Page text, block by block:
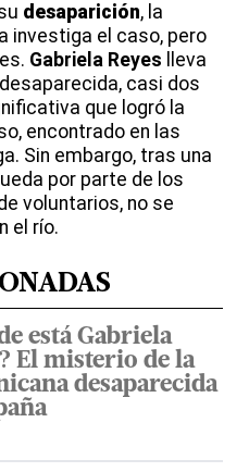
desaparición, la
investiga el caso, pero
Gabriela Reyes lleva
casi dos
que logró la
encontrado en las
Sin embargo, tras una
por parte de los
voluntarios, no se
el río.
está Gabriela
El misterio de la
desaparecida